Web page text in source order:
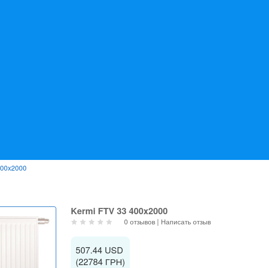
Kermi FTV 33 400x2000
0 отзывов | Написать отзыв
507.44 USD
(22784 ГРН)